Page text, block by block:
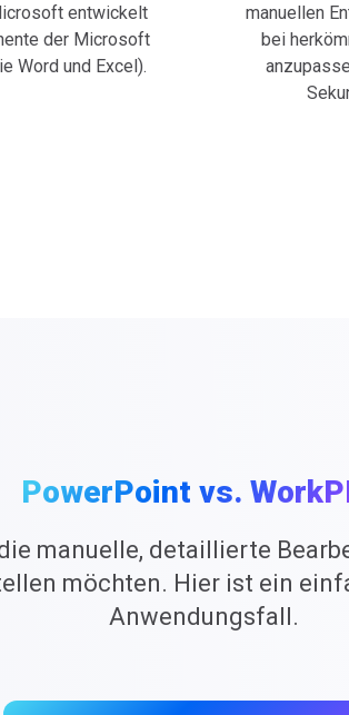
entwickelt
der Microsoft
Word und Excel).
manuellen
bei
PowerPoint vs.
manuelle, detaillierte
möchten. Hier ist ein
Anwendungsfall.